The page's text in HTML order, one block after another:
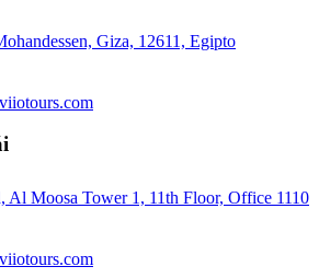
Giza, 12611, Egipto
Al Moosa Tower 1, 11th Floor, Office 1110